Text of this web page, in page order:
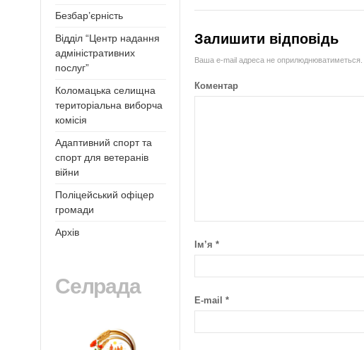
Залишити відповідь
Ваша e-mail адреса не оприлюднюватиметься.
Коментар
Ім’я*
E-mail*
Безбар’єрність
Відділ “Центр надання
адміністративних
послуг”
Коломацька селищна
територіальна виборча
комісія
Адаптивний спорт та
спорт для ветеранів
війни
Поліцейський офіцер
громади
Архів
Селрада